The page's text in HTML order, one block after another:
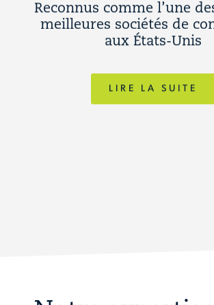
Reconnus comme l’une
meilleures sociétés de
aux États-Unis
LIRE LA SUITE